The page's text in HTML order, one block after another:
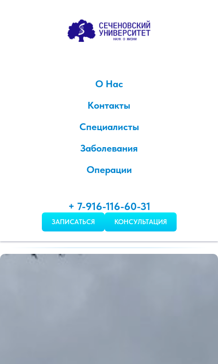
О Нас
Контакты
Специалисты
Заболевания
Операции
+ 7-916-116-60-31
ЗАПИСАТЬСЯ КОНСУЛЬТАЦИЯ